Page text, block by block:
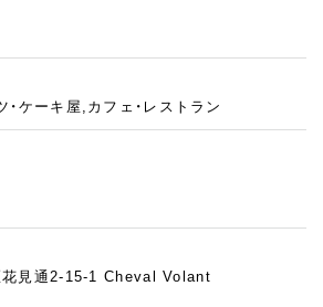
・ケーキ屋,カフェ・レストラン
花見通2-15-1 Cheval Volant